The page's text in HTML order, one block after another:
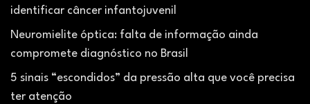
identificar câncer infantojuvenil
Neuromielite óptica: falta de informação ainda
compromete diagnóstico no Brasil
5 sinais “escondidos” da pressão alta que você precisa
ter atenção